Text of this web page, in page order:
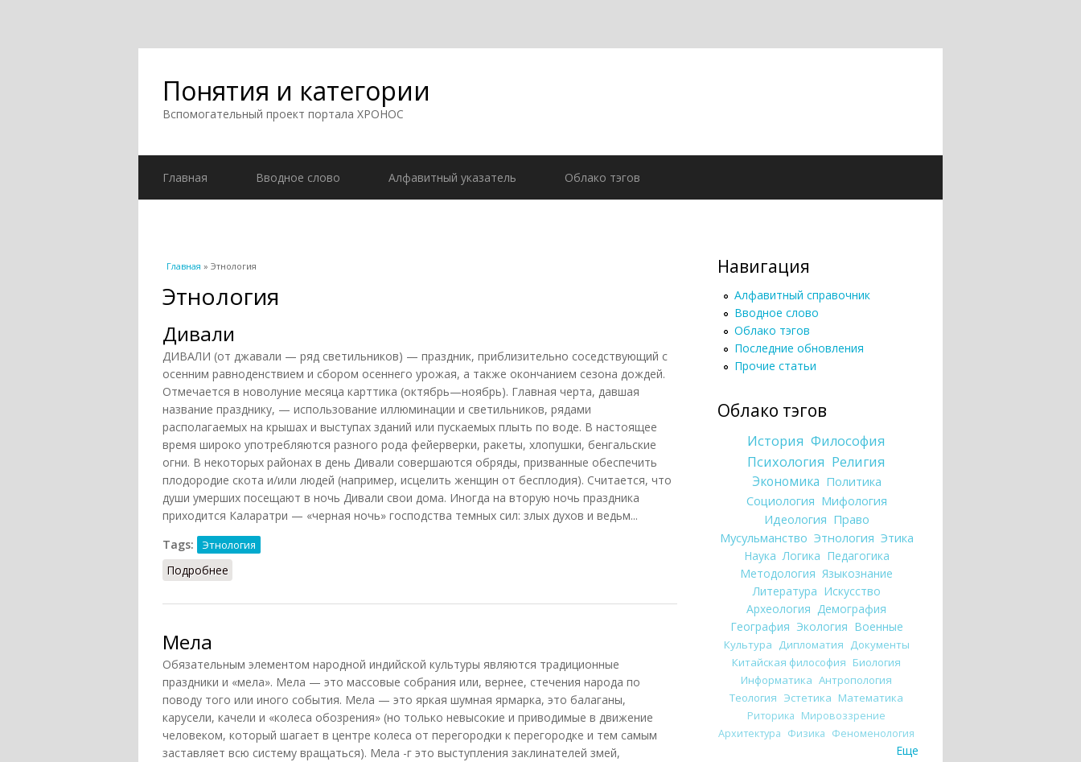
Понятия и категории
Вспомогательный проект портала ХРОНОС
Главная Вводное слово Алфавитный указатель Облако тэгов
Вы здесь
Главная » Этнология
Этнология
Дивали
ДИВАЛИ (от джавали — ряд светильников) — праздник, приблизительно соседствующий с
осенним равноденствием и сбором осеннего урожая, а также окончанием сезона дождей.
Отмечается в новолуние месяца карттика (октябрь—ноябрь). Главная черта, давшая
название празднику, — использование иллюминации и светильников, рядами
располагаемых на крышах и выступах зданий или пускаемых плыть по воде. В настоящее
время широко употребляются разного рода фейерверки, ракеты, хлопушки, бенгальские
огни. В некоторых районах в день Дивали совершаются обряды, призванные обеспечить
плодородие скота и/или людей (например, исцелить женщин от бесплодия). Считается, что
души умерших посещают в ночь Дивали свои дома. Иногда на вторую ночь праздника
приходится Каларатри — «черная ночь» господства темных сил: злых духов и ведьм...
Tags:
Этнология
Подробнее
Мела
Обязательным элементом народной индийской культуры являются традиционные
праздники и «мела». Мела — это массовые собрания или, вернее, стечения народа по
поводу того или иного события. Мела — это яркая шумная ярмарка, это балаганы,
карусели, качели и «колеса обозрения» (но только невысокие и приводимые в движение
человеком, который шагает в центре колеса от перегородки к перегородке и тем самым
заставляет всю систему вращаться). Мела -г это выступления заклинателей змей,
Навигация
Алфавитный справочник
Вводное слово
Облако тэгов
Последние обновления
Прочие статьи
Облако тэгов
История Философия
Психология Религия
Экономика Политика
Социология Мифология
Идеология Право
Мусульманство Этнология Этика
Наука Логика Педагогика
Методология Языкознание
Литература Искусство
Археология Демография
География Экология Военные
Культура Дипломатия Документы
Китайская философия Биология
Информатика Антропология
Теология Эстетика Математика
Риторика Мировоззрение
Архитектура Физика Феноменология
Еще